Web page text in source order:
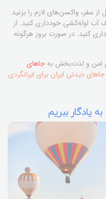
سفر، واکسن‌های لازم را بزنید.
آب لوله‌کشی خودداری کنید. از
کنید. در صورت بروز هرگونه
امن و لذت‌بخش به جاهای
جاهای دیدنی ایران برای ایرانگردی
یادگار ببریم